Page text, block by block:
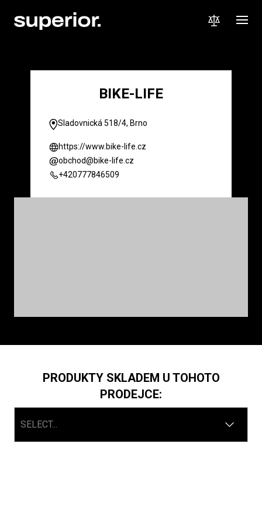
BIKE-LIFE
Sladovnická 518/4, Brno
https://www.bike-life.cz
obchod@bike-life.cz
+420777846509
PRODUKTY SKLADEM U TOHOTO
PRODEJCE:
SELECT...